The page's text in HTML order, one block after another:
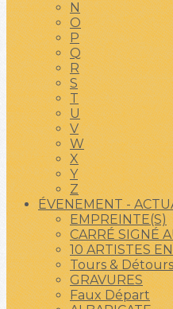
N
O
P
Q
R
S
T
U
V
W
X
Y
Z
ÉVENEMENT -
EMPREINTE(S)
CARRÉ SIGNÉ
10 ARTISTES
Tours & Détours
GRAVURES
Faux Départ